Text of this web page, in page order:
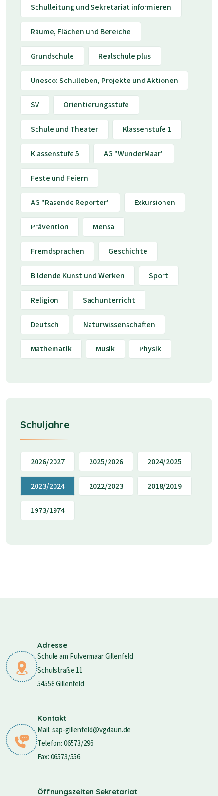
Schulleitung und Sekretariat informieren
Räume, Flächen und Bereiche
Grundschule Realschule plus
Unesco: Schulleben, Projekte und Aktionen
SV Orientierungsstufe
Schule und Theater Klassenstufe 1
Klassenstufe 5 AG "WunderMaar"
Feste und Feiern
AG "Rasende Reporter" Exkursionen
Prävention Mensa
Fremdsprachen Geschichte
Bildende Kunst und Werken Sport
Religion Sachunterricht
Deutsch Naturwissenschaften
Mathematik Musik Physik
Schuljahre
2026/2027 2025/2026 2024/2025
2023/2024 2022/2023 2018/2019
1973/1974
Adresse
Schule am Pulvermaar Gillenfeld
Schulstraße 11
54558 Gillenfeld
Kontakt
Mail: sap-gillenfeld@vgdaun.de
Telefon: 06573/296
Fax: 06573/556
Öffnungszeiten Sekretariat